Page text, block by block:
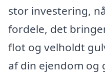
stor investering,
fordele, det
flot og velholdt
af din ejendom og